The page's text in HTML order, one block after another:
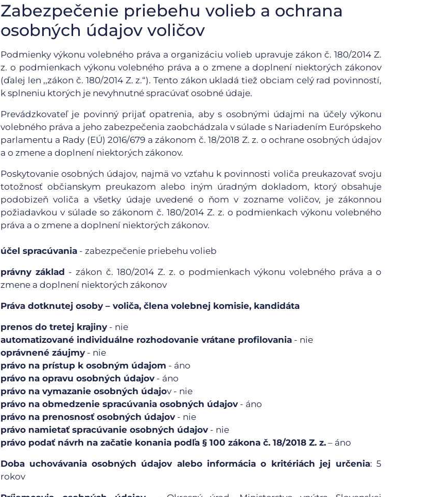
Zabezpečenie priebehu volieb a ochrana
osobných údajov voličov
Podmienky výkonu volebného práva a organizáciu volieb upravuje zákon č. 180/2014 Z.
z. o podmienkach výkonu volebného práva a o zmene a doplnení niektorých zákonov
(ďalej len ,,zákon č. 180/2014 Z. z.“). Tento zákon ukladá tiež obciam celý rad povinností,
k splneniu ktorých je nevyhnutné spracúvať osobné údaje.
Prevádzkovateľ je povinný prijať opatrenia, aby s osobnými údajmi na účely výkonu
volebného práva a jeho zabezpečenia zaobchádzala v súlade s Nariadením Európskeho
parlamentu a Rady (EÚ) 2016/679 a zákonom č. 18/2018 Z. z. o ochrane osobných údajov
a o zmene a doplnení niektorých zákonov.
Poskytovanie osobných údajov, najmä vo vzťahu k povinnosti voliča preukazovať svoju
totožnosť občianskym preukazom alebo iným úradným dokladom, ktorý obsahuje
podobizeň voliča a všetky údaje uvedené o ňom v zozname voličov, je zákonnou
požiadavkou v súlade so zákonom č. 180/2014 Z. z. o podmienkach výkonu volebného
práva a o zmene a doplnení niektorých zákonov.
účel spracúvania - zabezpečenie priebehu volieb
právny základ - zákon č. 180/2014 Z. z. o podmienkach výkonu volebného práva a o
zmene a doplnení niektorých zákonov
Práva dotknutej osoby – voliča, člena volebnej komisie, kandidáta
prenos do tretej krajiny - nie
automatizované individuálne rozhodovanie vrátane profilovania - nie
oprávnené záujmy - nie
právo na prístup k osobným údajom - áno
právo na opravu osobných údajov - áno
právo na vymazanie osobných údajov - nie
právo na obmedzenie spracúvania osobných údajov - áno
právo na prenosnosť osobných údajov - nie
právo namietať spracúvanie osobných údajov - nie
právo podať návrh na začatie konania podľa § 100 zákona č. 18/2018 Z. z. – áno
Doba uchovávania osobných údajov alebo informácia o kritériách jej určenia: 5
rokov